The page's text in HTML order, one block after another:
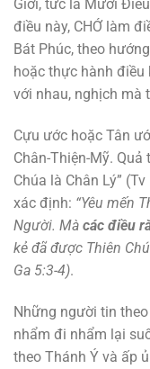
Giới, tức là Mười
điều này, CHỚ làm
Bát Phúc, theo
hoặc thực hành điều
với nhau, nghịch mà
Cựu ước hoặc Tân
Chân-Thiện-Mỹ. Quả
Chúa là Chân Lý”
xác định: “Yêu mến
Người. Mà các điều
kẻ đã được Thiên
Ga 5:3-4).
Những người tin
nhẩm đi nhẩm lại
theo Thánh Ý và ấp